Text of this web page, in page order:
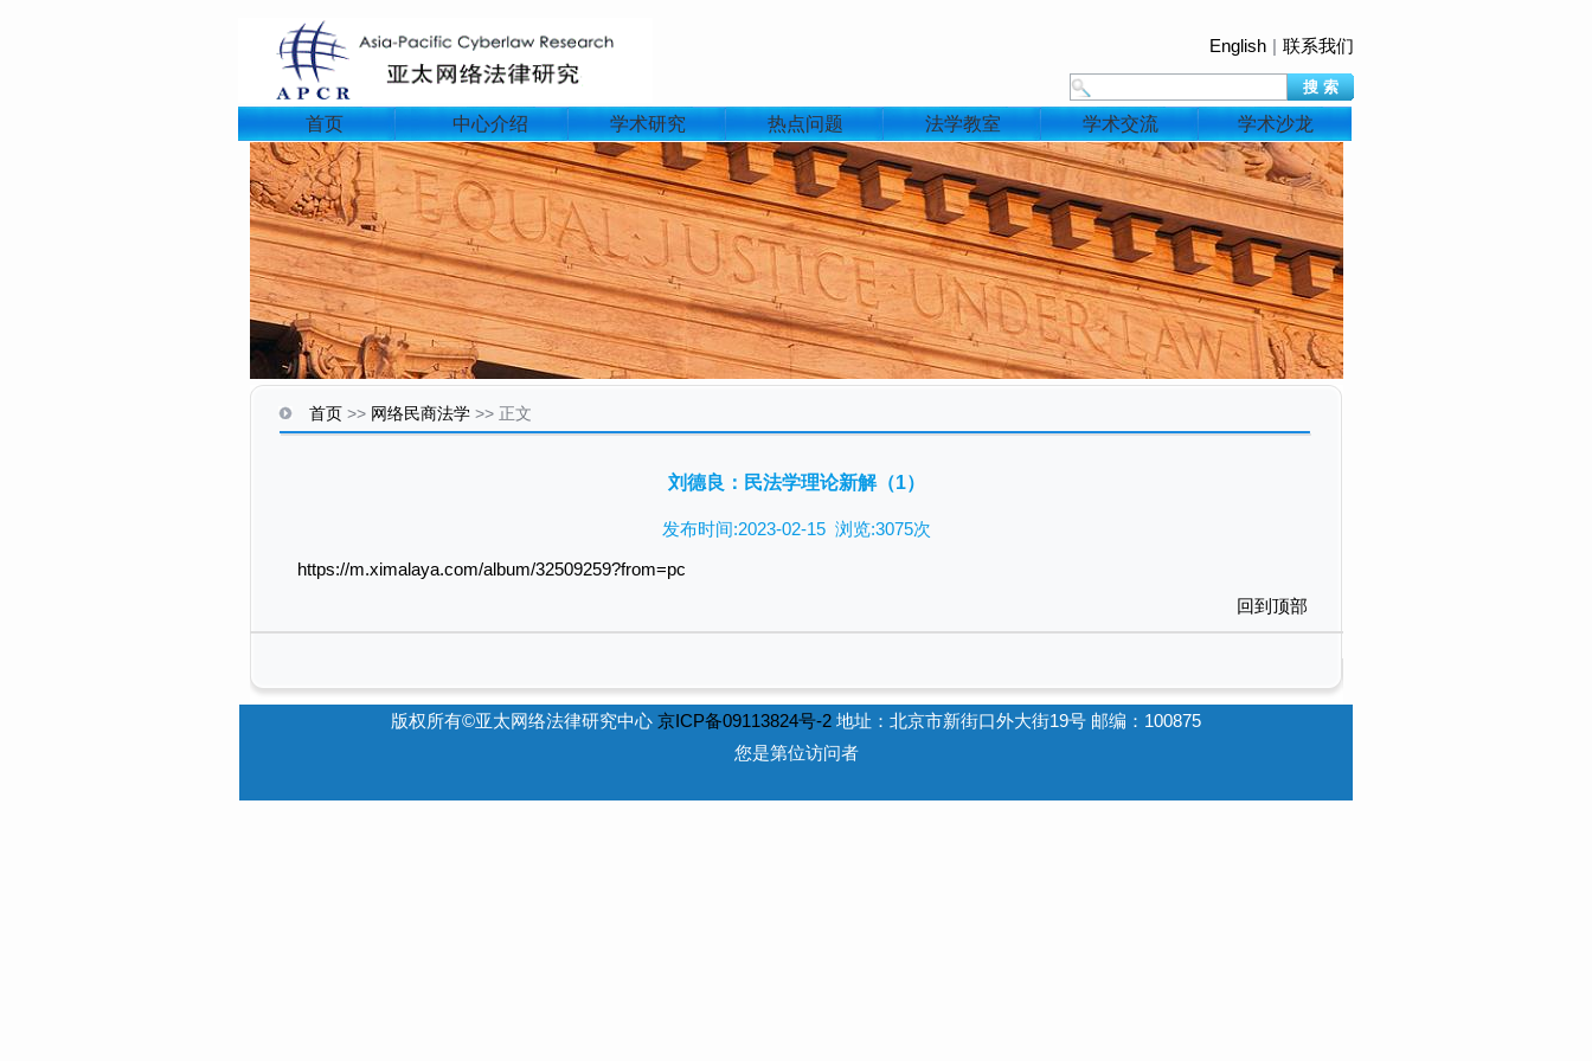
联系我们
|
English
首页 中心介绍 学术研究 热点问题 法学教室 学术交流 学术沙龙
首页>> 网络民商法学>> 正文
刘德良：民法学理论新解（1）
发布时间:2023-02-15 浏览:3075次
https://m.ximalaya.com/album/32509259?from=pc
回到顶部
版权所有©亚太网络法律研究中心 京ICP备09113824号-2 地址：北京市新街口外大街19号 邮编：100875
您是第位访问者